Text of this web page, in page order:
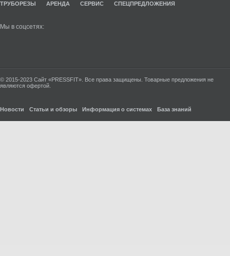
ТРУБОРЕЗЫ
АРЕНДА СЕРВИС СПЕЦПРЕДЛОЖЕНИЯ
Мы в соцсетях:
© 2015-2023 Сайт «PRESSFIT». Все права защищены. Товарные предложения не
являются офертой.
Новости Статьи и обзоры Информация о системах База знаний